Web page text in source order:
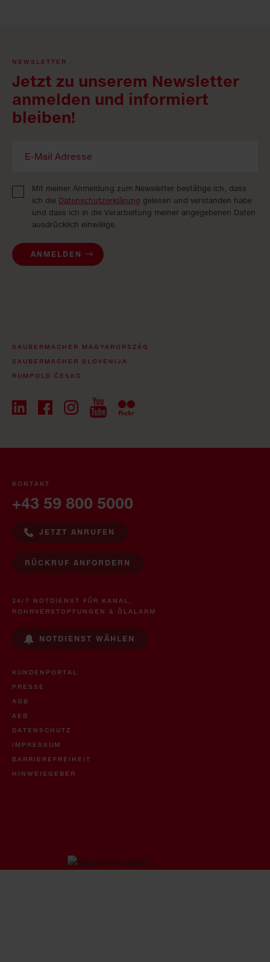
NEWSLETTER
Jetzt zu unserem Newsletter
anmelden und informiert
bleiben!
Mit meiner Anmeldung zum Newsletter bestätige ich, dass
ich die Datenschutzerklärung gelesen und verstanden habe
und dass ich in die Verarbeitung meiner angegebenen Daten
ausdrücklich einwillige.
ANMELDEN
SAUBERMACHER MAGYARORSZÁG
SAUBERMACHER SLOVENIJA
RUMPOLD ČESKO
KONTAKT
+43 59 800 5000
JETZT ANRUFEN
RÜCKRUF ANFORDERN
24/7 NOTDIENST FÜR KANAL,
ROHRVERSTOPFUNGEN & ÖLALARM
NOTDIENST WÄHLEN
KUNDENPORTAL
PRESSE
AGB
AEB
DATENSCHUTZ
IMPRESSUM
BARRIEREFREIHEIT
HINWEISGEBER